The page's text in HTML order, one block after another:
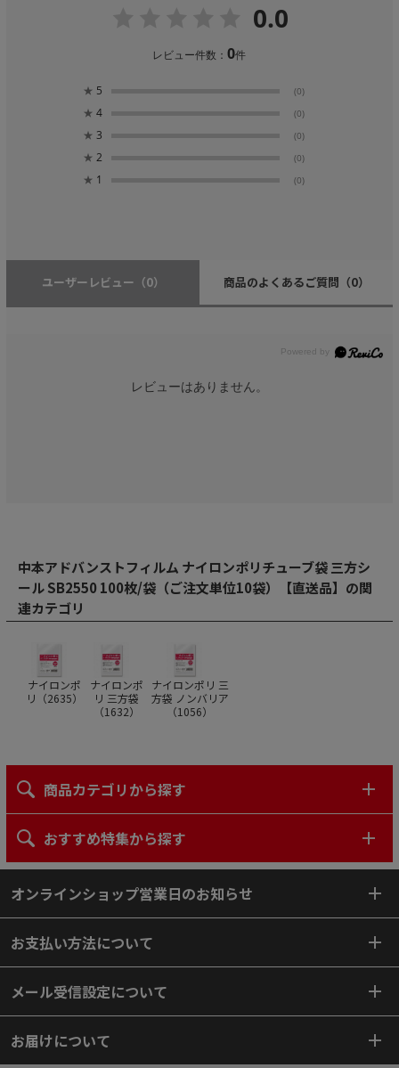
0.0
レビュー件数：0件
★ 5 (0)
★ 4 (0)
★ 3 (0)
★ 2 (0)
★ 1 (0)
ユーザーレビュー （0） 商品のよくあるご質問 （0）
レビューはありません。
中本アドバンストフィルム ナイロンポリチューブ袋 三方シ
ール SB2550 100枚/袋（ご注文単位10袋）【直送品】の関
連カテゴリ
ナイロンポ
リ（2635）
ナイロンポ
リ 三方袋
（1632）
ナイロンポリ 三
方袋 ノンバリア
（1056）
商品カテゴリから探す
おすすめ特集から探す
オンラインショップ営業日のお知らせ
お支払い方法について
メール受信設定について
お届けについて